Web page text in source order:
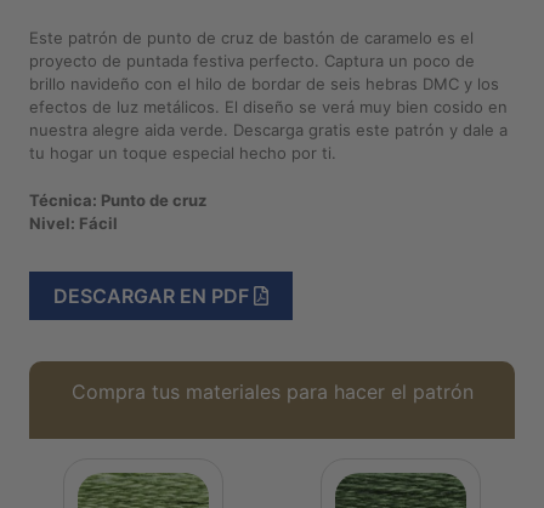
Políticas
Compra
2026
Diseños
Bordar
Este patrón de punto de cruz de bastón de caramelo es el
proyecto de puntada festiva perfecto. Captura un poco de
brillo navideño con el hilo de bordar de seis hebras DMC y los
efectos de luz metálicos. El diseño se verá muy bien cosido en
nuestra alegre aida verde. Descarga gratis este patrón y dale a
tu hogar un toque especial hecho por ti.
Técnica: Punto de cruz
Nivel: Fácil
DESCARGAR EN PDF
Compra tus materiales para hacer el patrón